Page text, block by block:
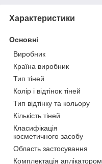
Характеристики
Основні
Виробник
Країна виробник
Тип тіней
Колір і відтінок тіней
Тип відтінку та кольору
Кількість тіней
Класифікація
косметичного засобу
Область застосування
Комплектація аплікатором